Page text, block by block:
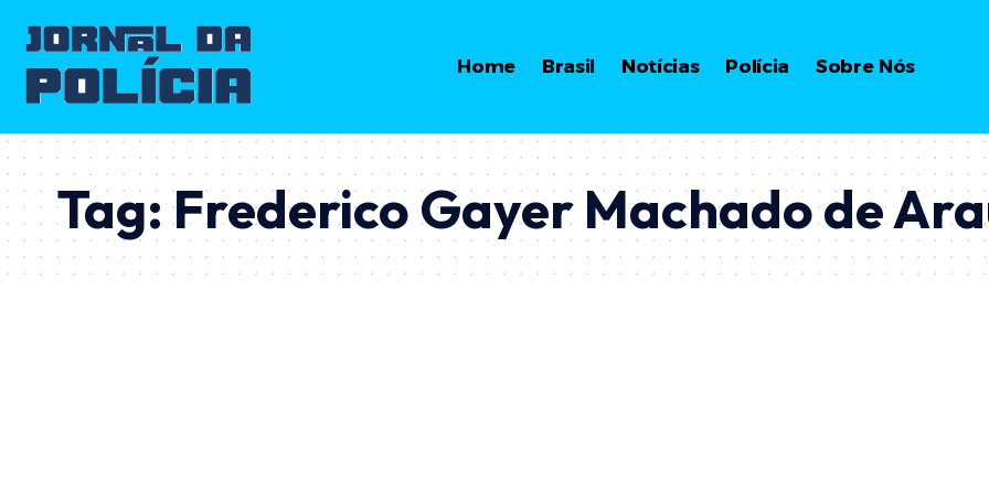
Home Brasil Notícias Polícia Sobre Nós
Tag:Frederico Gayer Machado de